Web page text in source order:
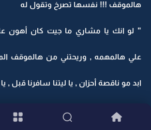
هالموقف !!! نفسها تصرخ وتقول له
" لو انك يا مشاري ما جيت كان أهون
علي هالمهمه , وريحتني من هالموقف
ابد مو ناقصة أحزان , يا ليتنا سافرنا قبل ,